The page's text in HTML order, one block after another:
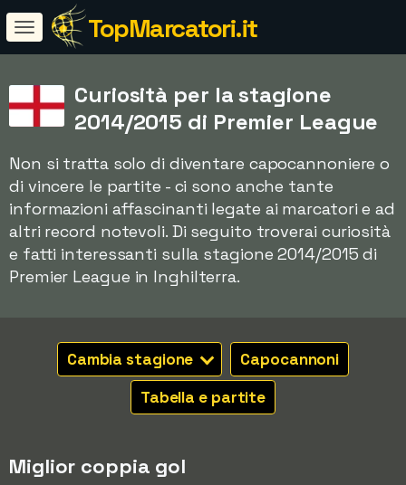
TopMarcatori.it
Curiosità per la stagione
2014/2015 di Premier League
Non si tratta solo di diventare capocannoniere o
di vincere le partite - ci sono anche tante
informazioni affascinanti legate ai marcatori e ad
altri record notevoli. Di seguito troverai curiosità
e fatti interessanti sulla stagione 2014/2015 di
Premier League in Inghilterra.
Cambia stagione
Capocannoni
Tabella e partite
Miglior coppia gol